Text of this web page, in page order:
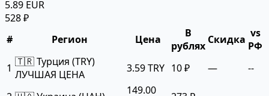
5.89 EUR
528 ₽
#
Регион Цена
В
рублях Скидка vs
РФ
1 🇹🇷 Турция (TRY)
ЛУЧШАЯ ЦЕНА
3.59 TRY 10 ₽ — --
149.00